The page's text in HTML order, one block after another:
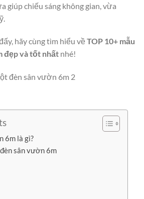
giúp chiếu sáng không gian, vừa
hãy cùng tìm hiểu về TOP 10+ mẫu
đẹp và tốt nhất nhé!
6m là gì?
sân vườn 6m